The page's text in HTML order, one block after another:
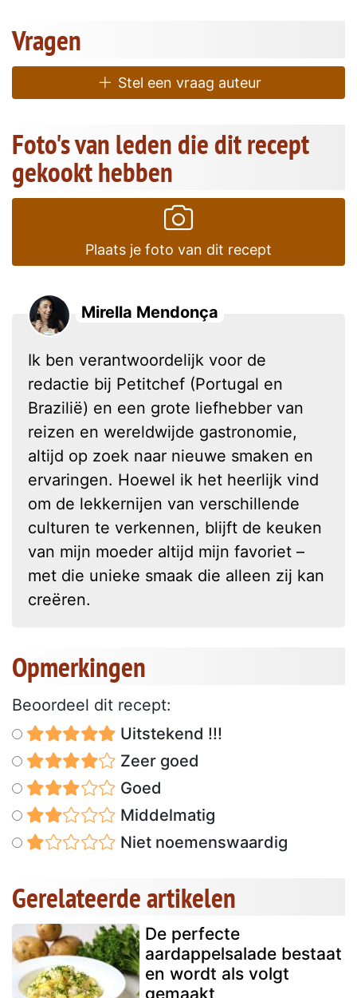
Vragen
Stel een vraag auteur
Foto's van leden die dit recept
gekookt hebben
Plaats je foto van dit recept
Mirella Mendonça
Ik ben verantwoordelijk voor de
redactie bij Petitchef (Portugal en
Brazilië) en een grote liefhebber van
reizen en wereldwijde gastronomie,
altijd op zoek naar nieuwe smaken en
ervaringen. Hoewel ik het heerlijk vind
om de lekkernijen van verschillende
culturen te verkennen, blijft de keuken
van mijn moeder altijd mijn favoriet –
met die unieke smaak die alleen zij kan
creëren.
Opmerkingen
Beoordeel dit recept:
Uitstekend !!!
Zeer goed
Goed
Middelmatig
Niet noemenswaardig
Gerelateerde artikelen
De perfecte
aardappelsalade bestaat
en wordt als volgt
gemaakt